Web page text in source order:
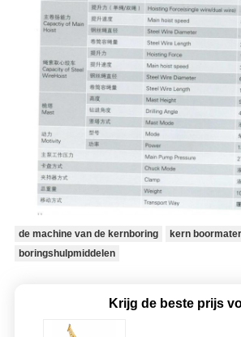
de machine van de kernboring
kern
boringshulpmiddelen
Krijg de beste prijs